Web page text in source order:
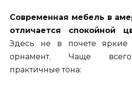
Современная мебель в
отличается спокойной
Здесь не в почете яркие
орнамент. Чаще всего
практичные тона: